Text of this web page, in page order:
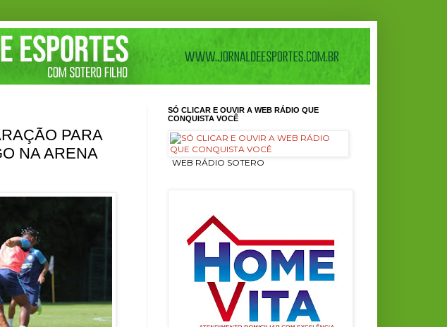
PARA
NA ARENA
SÓ CLICAR E OUVIR A WEB RÁDIO QUE
CONQUISTA VOCÊ
ㅤ WEB RÁDIO SOTERO